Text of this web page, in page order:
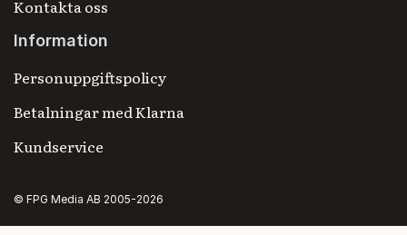
Kontakta oss
Information
Personuppgiftspolicy
Betalningar med Klarna
Kundservice
© FPG Media AB 2005-2026